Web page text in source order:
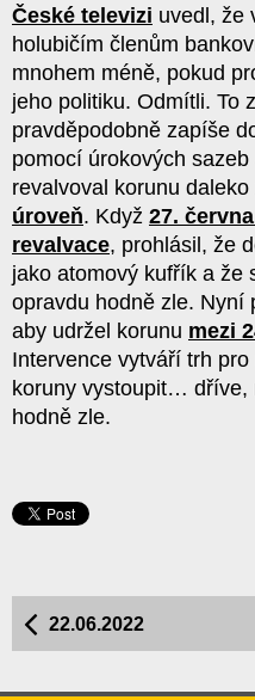
České televizi uvedl, že
holubičím členům
mnohem méně, pokud
jeho politiku. Odmítli. To
pravděpodobně zapíše
pomocí úrokových
revalvoval korunu daleko
úroveň. Když 27.
revalvace, prohlásil, že
jako atomový kufřík a že
opravdu hodně zle. Nyní
aby udržel korunu mezi
Intervence vytváří trh
koruny vystoupit… dříve,
hodně zle.
22.06.2022